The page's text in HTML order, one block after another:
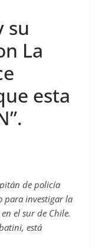
su
La
esta
de policía
para investigar la
el sur de Chile.
está